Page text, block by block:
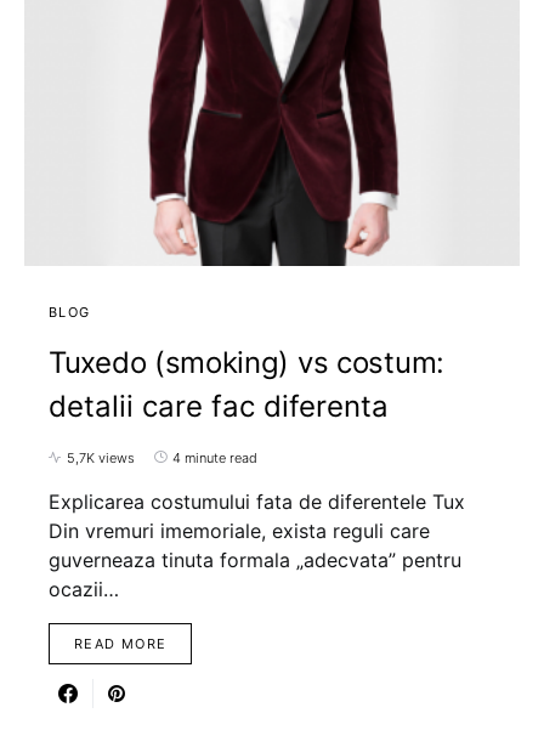
BLOG
Tuxedo (smoking) vs costum:
detalii care fac diferenta
5,7K views 4 minute read
Explicarea costumului fata de diferentele Tux
Din vremuri imemoriale, exista reguli care
guverneaza tinuta formala „adecvata” pentru
ocazii…
READ MORE